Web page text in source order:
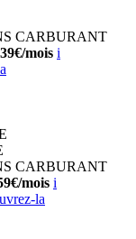
CARBURANT
mois i
CARBURANT
mois i
la